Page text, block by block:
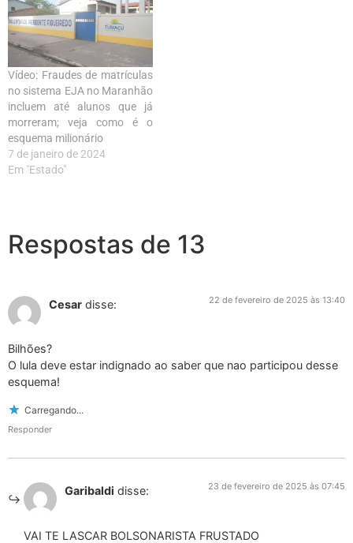
Vídeo: Fraudes de matrículas
no sistema EJA no Maranhão
incluem até alunos que já
morreram; veja como é o
esquema milionário
7 de janeiro de 2024
Em "Estado"
Respostas de 13
Cesar disse: 22 de fevereiro de 2025 às 13:40
Bilhões?
O lula deve estar indignado ao saber que nao participou desse
esquema!
Carregando...
Responder
Garibaldi disse: 23 de fevereiro de 2025 às 07:45
VAI TE LASCAR BOLSONARISTA FRUSTADO